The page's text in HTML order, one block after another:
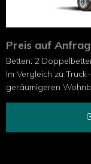
Preis auf
Betten: 2
Im Vergleich zu
geräumigeren